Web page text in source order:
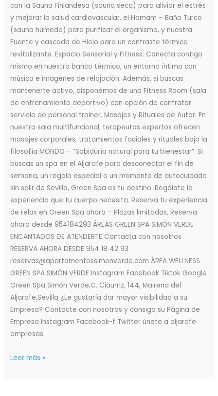
con la Sauna Finlandesa (sauna seca) para aliviar el estrés
y mejorar la salud cardiovascular, el Hamam – Baño Turco
(sauna húmeda) para purificar el organismo, y nuestra
Fuente y cascada de Hielo para un contraste térmico
revitalizante. Espacio Sensorial y Fitness: Conecta contigo
mismo en nuestro banco térmico, un entorno íntimo con
música e imágenes de relajación. Además, si buscas
mantenerte activo, disponemos de una Fitness Room (sala
de entrenamiento deportivo) con opción de contratar
servicio de personal trainer. Masajes y Rituales de Autor: En
nuestra sala multifuncional, terapeutas expertos ofrecen
masajes corporales, tratamientos faciales y rituales bajo la
filosofía MONDO – “Sabiduría natural para tu bienestar”. Si
buscas un spa en el Aljarafe para desconectar el fin de
semana, un regalo especial o un momento de autocuidado
sin salir de Sevilla, Green Spa es tu destino. Regálate la
experiencia que tu cuerpo necesita. Reserva tu experiencia
de relax en Green Spa ahora – Plazas limitadas, Reserva
ahora desde 954184293 ÁREAS GREEN SPA SIMÓN VERDE
ENCANTADOS DE ATENDERTE Contacta con nosotros
RESERVA AHORA DESDE 954 18 42 93
reservas@apartamentossimonverde.com ÁREA WELLNESS
GREEN SPA SIMÓN VERDE Instagram Facebook Tiktok Google
Green Spa Simón Verde,C. Ciaurriz, 144, Mairena del
Aljarafe,Sevilla ¿Le gustaría dar mayor visibilidad a su
Empresa? Contacte con nosotros y consiga su Página de
Empresa Instagram Facebook-f Twitter únete a aljarafe
empresas
Leer más »